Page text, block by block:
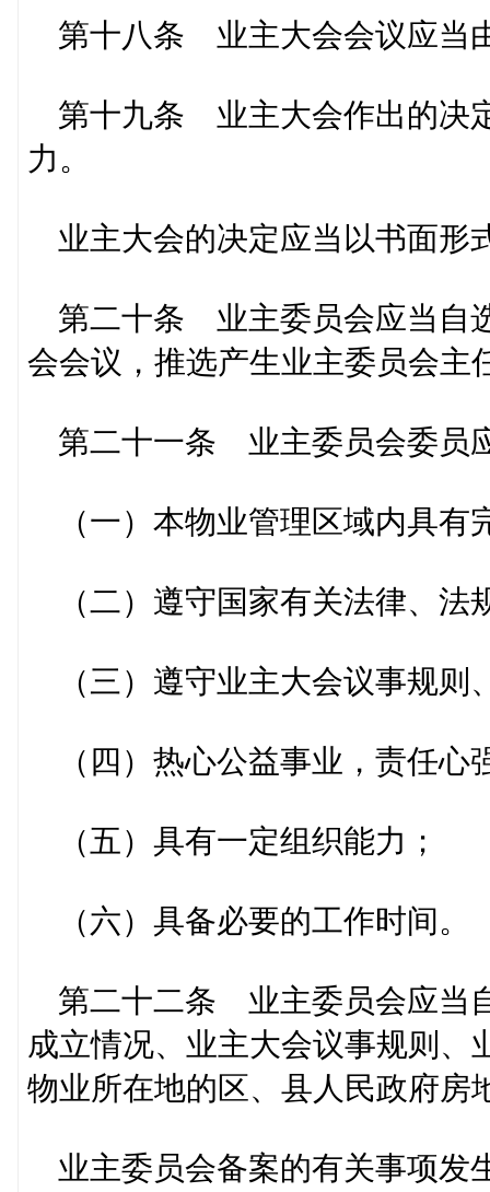
第十八条 业主大会会议应当
第十九条 业主大会作出的决
力。
业主大会的决定应当以书面形
第二十条 业主委员会应当自
会会议，推选产生业主委员会主
第二十一条 业主委员会委员
（一）本物业管理区域内具有
（二）遵守国家有关法律、法
（三）遵守业主大会议事规则
（四）热心公益事业，责任心
（五）具有一定组织能力；
（六）具备必要的工作时间。
第二十二条 业主委员会应当
成立情况、业主大会议事规则、
物业所在地的区、县人民政府房
业主委员会备案的有关事项发